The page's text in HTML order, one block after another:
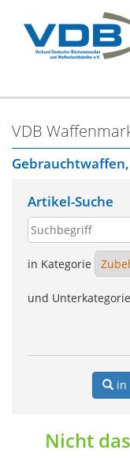
VDB
Artikel-Suche
in Kategorie
und Unterkategorie
in
Nicht